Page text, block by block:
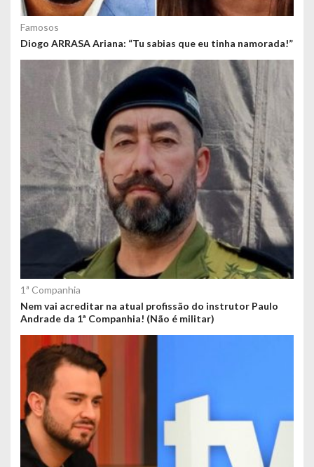
Famosos
Diogo ARRASA Ariana: “Tu sabias que eu tinha namorada!”
1ª Companhia
Nem vai acreditar na atual profissão do instrutor Paulo
Andrade da 1ª Companhia! (Não é militar)